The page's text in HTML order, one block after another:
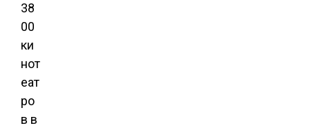
38
00
ки
нот
еат
ро
в в